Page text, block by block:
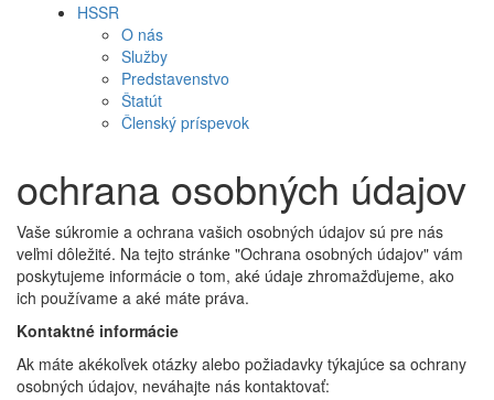
HSSR
O nás
Služby
Predstavenstvo
Štatút
Členský príspevok
ochrana osobných údajov
Vaše súkromie a ochrana vašich osobných údajov sú pre nás
veľmi dôležité. Na tejto stránke "Ochrana osobných údajov" vám
poskytujeme informácie o tom, aké údaje zhromažďujeme, ako
ich používame a aké máte práva.
Kontaktné informácie
Ak máte akékoľvek otázky alebo požiadavky týkajúce sa ochrany
osobných údajov, neváhajte nás kontaktovať: